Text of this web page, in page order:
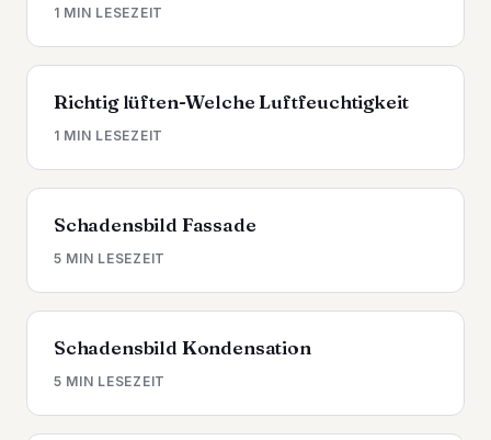
1 MIN LESEZEIT
Richtig lüften-Welche Luftfeuchtigkeit
1 MIN LESEZEIT
Schadensbild Fassade
5 MIN LESEZEIT
Schadensbild Kondensation
5 MIN LESEZEIT